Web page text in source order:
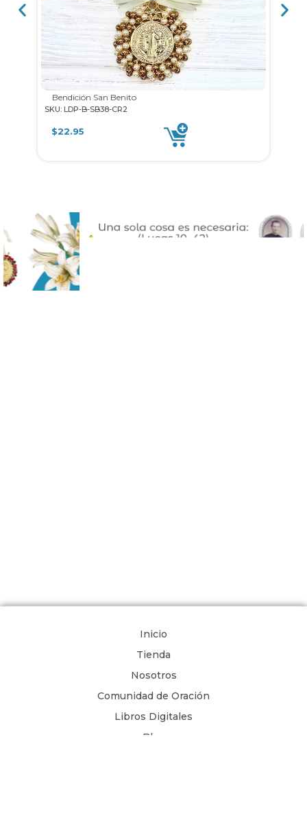
Bendición San Benito
SKU: LDP-B-SB38-CR2
$22.95
Inicio
Tienda
Nosotros
Comunidad de Oración
Libros Digitales
Blog